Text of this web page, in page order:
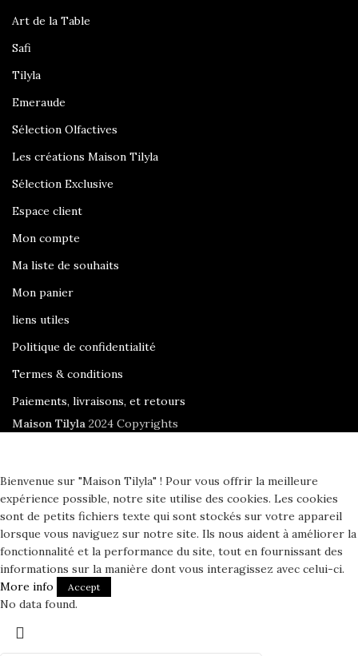
Art de la Table
Safi
Tilyla
Emeraude
Sélection Olfactives
Les créations Maison Tilyla
Sélection Exclusive
Espace client
Mon compte
Ma liste de souhaits
Mon panier
liens utiles
Politique de confidentialité
Termes & conditions
Paiements, livraisons, et retours
Maison Tilyla 2024 Copyrights
Bienvenue sur "Maison Tilyla" ! Pour vous offrir la meilleure
expérience possible, notre site utilise des cookies. Les cookies
sont de petits fichiers texte qui sont stockés sur votre appareil
lorsque vous naviguez sur notre site. Ils nous aident à améliorer la
fonctionnalité et la performance du site, tout en fournissant des
informations sur la manière dont vous interagissez avec celui-ci.
More info
Accept
No data found.